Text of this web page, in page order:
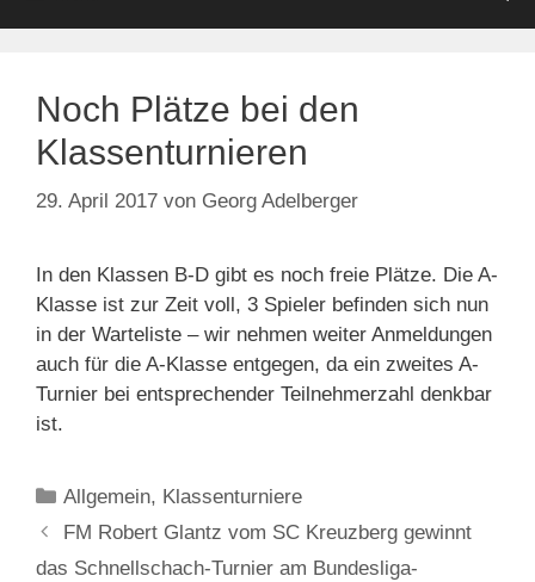
Noch Plätze bei den
Klassenturnieren
29. April 2017 von Georg Adelberger
In den Klassen B-D gibt es noch freie Plätze. Die A-
Klasse ist zur Zeit voll, 3 Spieler befinden sich nun
in der Warteliste – wir nehmen weiter Anmeldungen
auch für die A-Klasse entgegen, da ein zweites A-
Turnier bei entsprechender Teilnehmerzahl denkbar
ist.
Kategorien
Allgemein, Klassenturniere
FM Robert Glantz vom SC Kreuzberg gewinnt
das Schnellschach-Turnier am Bundesliga-